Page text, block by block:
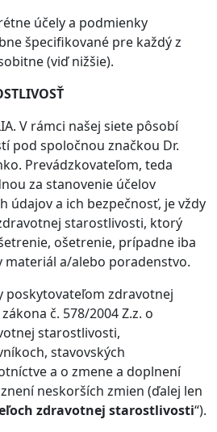
účely a podmienky
špecifikované pre každý z
(viď nižšie).
V rámci našej siete pôsobí
pod spoločnou značkou Dr.
Prevádzkovateľom, teda
za stanovenie účelov
údajov a ich bezpečnosť, je vždy
starostlivosti, ktorý
ošetrenie, prípadne iba
materiál a/alebo poradenstvo.
poskytovateľom zdravotnej
č. 578/2004 Z.z. o
starostlivosti,
stavovských
a o zmene a doplnení
neskorších zmien (ďalej len
zdravotnej starostlivosti“).